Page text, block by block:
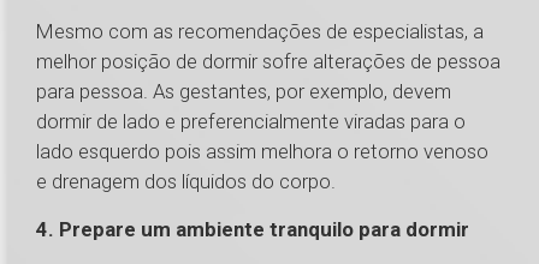
Mesmo com as recomendações de especialistas, a
melhor posição de dormir sofre alterações de pessoa
para pessoa. As gestantes, por exemplo, devem
dormir de lado e preferencialmente viradas para o
lado esquerdo pois assim melhora o retorno venoso
e drenagem dos líquidos do corpo.
4. Prepare um ambiente tranquilo para dormir